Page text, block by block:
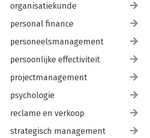
organisatiekunde
personal finance
personeelsmanagement
persoonlijke effectiviteit
projectmanagement
psychologie
reclame en verkoop
strategisch management